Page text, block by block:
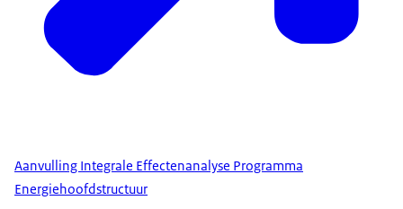
Aanvulling Integrale Effectenanalyse Programma
Energiehoofdstructuur